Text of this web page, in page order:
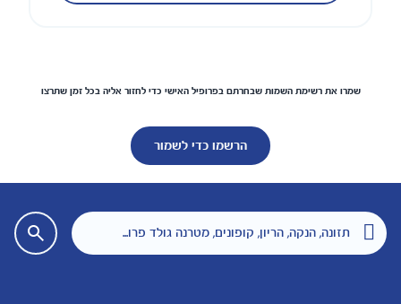
שמרו את רשימת השמות שבחרתם בפרופיל האישי כדי לחזור אליה בכל זמן שתרצו
הרשמו כדי לשמור